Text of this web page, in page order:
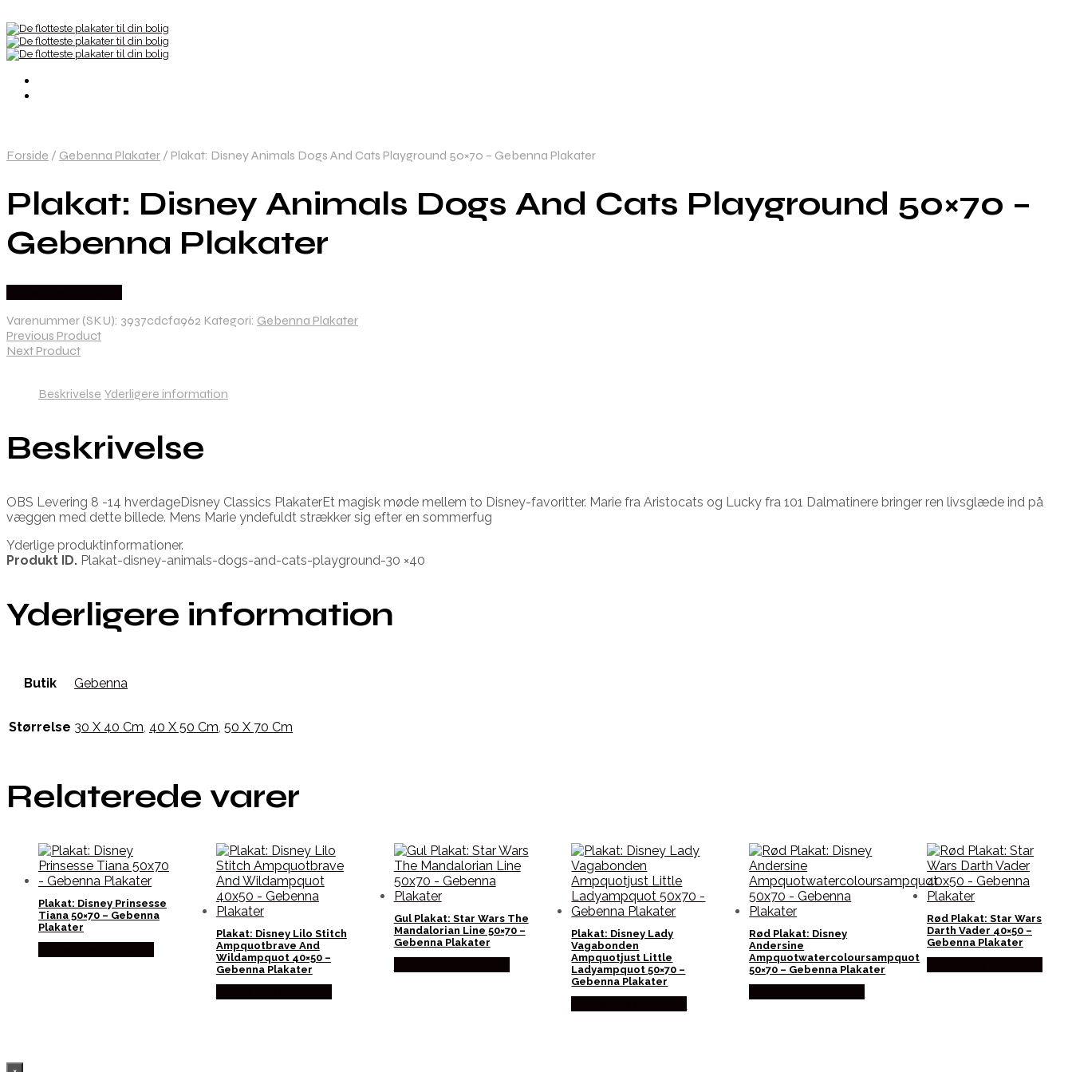
Forside / Gebenna Plakater / Plakat: Disney Animals Dogs And Cats Playground 50×70 – Gebenna Plakater
Plakat: Disney Animals Dogs And Cats Playground 50×70 –
Gebenna Plakater
Varenummer (SKU): 3937cdcfa962 Kategori: Gebenna Plakater
Previous Product
Next Product
Beskrivelse Yderligere information
Beskrivelse
OBS Levering 8 -14 hverdageDisney Classics PlakaterEt magisk møde mellem to Disney-favoritter. Marie fra Aristocats og Lucky fra 101 Dalmatinere bringer ren livsglæde ind på
væggen med dette billede. Mens Marie yndefuldt strækker sig efter en sommerfug
Yderlige produktinformationer.
Produkt ID. Plakat-disney-animals-dogs-and-cats-playground-30 ×40
Yderligere information
Butik Gebenna
Størrelse 30 X 40 Cm, 40 X 50 Cm, 50 X 70 Cm
Relaterede varer
Plakat: Disney Prinsesse
Tiana 50×70 – Gebenna
Plakater
Plakat: Disney Lilo Stitch
Ampquotbrave And
Wildampquot 40×50 –
Gebenna Plakater
Gul Plakat: Star Wars The
Mandalorian Line 50×70 –
Gebenna Plakater
Plakat: Disney Lady
Vagabonden
Ampquotjust Little
Ladyampquot 50×70 –
Gebenna Plakater
Rød Plakat: Disney
Andersine
Ampquotwatercoloursampquot
50×70 – Gebenna Plakater
Rød Plakat: Star Wars
Darth Vader 40×50 –
Gebenna Plakater